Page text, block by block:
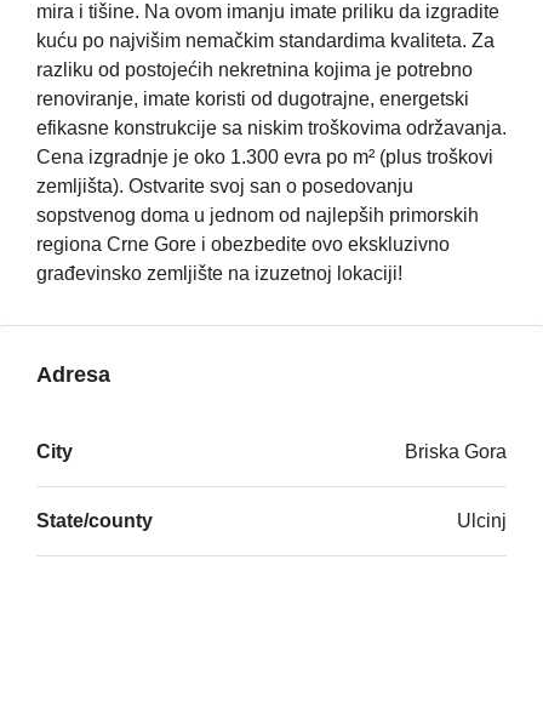
mira i tišine. Na ovom imanju imate priliku da izgradite
kuću po najvišim nemačkim standardima kvaliteta. Za
razliku od postojećih nekretnina kojima je potrebno
renoviranje, imate koristi od dugotrajne, energetski
efikasne konstrukcije sa niskim troškovima održavanja.
Cena izgradnje je oko 1.300 evra po m² (plus troškovi
zemljišta). Ostvarite svoj san o posedovanju
sopstvenog doma u jednom od najlepših primorskih
regiona Crne Gore i obezbedite ovo ekskluzivno
građevinsko zemljište na izuzetnoj lokaciji!
Adresa
City Briska Gora
State/county Ulcinj